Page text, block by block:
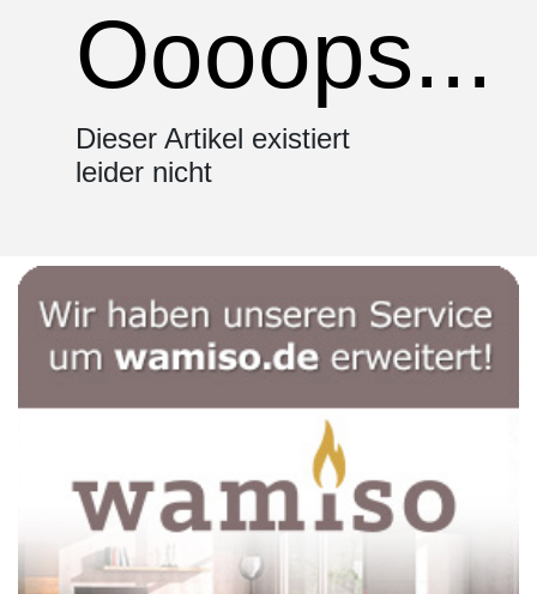
Oooops...
Dieser Artikel existiert
leider nicht